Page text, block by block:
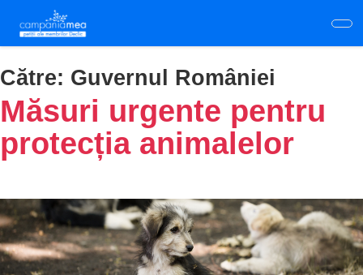
main
content
Către: Guvernul României
Măsuri urgente pentru
protecția animalelor